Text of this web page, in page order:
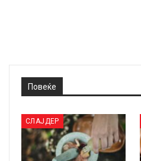
Повеќе
СЛАЈДЕР